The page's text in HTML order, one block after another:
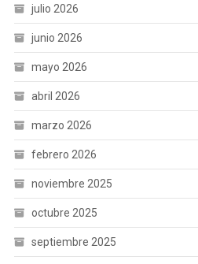
julio 2026
junio 2026
mayo 2026
abril 2026
marzo 2026
febrero 2026
noviembre 2025
octubre 2025
septiembre 2025